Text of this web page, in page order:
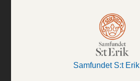
Samfundet S:t Erik